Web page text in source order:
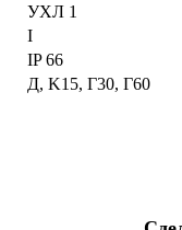
УХЛ 1
I
IP 66
Д, K15, Г30, Г60